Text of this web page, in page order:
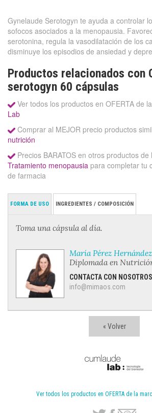
« Volver
Ver todos los productos en OFERTA de la
Gynelaude Serotogyn te ayuda a controlar
sofocos asociados a la menopausia.
serotonina, regula la vasodilatación de los
disminuye los episodios de ansiedad y
Productos relacionados con
serotogyn 60 cápsulas
Ver todos los productos en OFERTA de
Lab
Comprar al MEJOR precio productos
nutrición
Precios BARATOS en otros productos
Tratamiento menopausia para completar tu
de farmacia
FORMA DE USO INGREDIENTES / COMPOSICIÓN
Toma una cápsula al día.
María Pérez Hernández
Diplomada en
CONTACTA CON NOSOTROS
info@mimaos.com